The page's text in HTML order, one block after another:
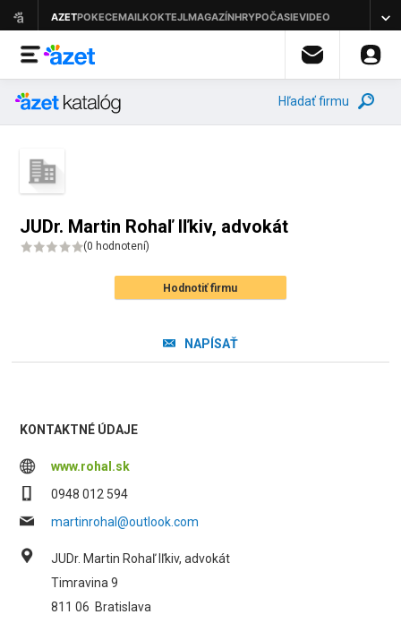
Hľadať firmu
JUDr. Martin Rohaľ Iľkiv, advokát
(0 hodnotení)
Hodnotiť firmu
NAPÍSAŤ
KONTAKTNÉ ÚDAJE
www.rohal.sk
0948 012 594
martinrohal@outlook.com
JUDr. Martin Rohaľ Iľkiv, advokát
Timravina 9
811 06 Bratislava